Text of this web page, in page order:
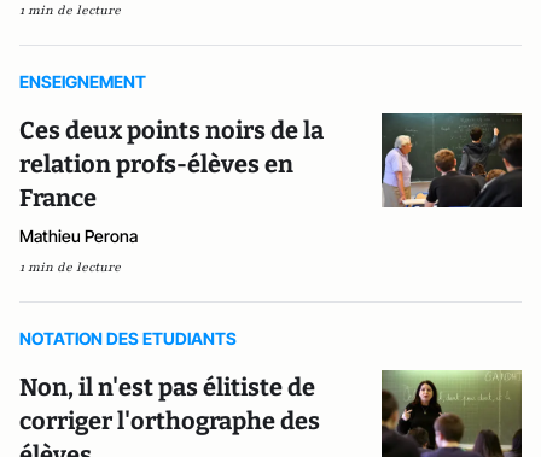
1 min de lecture
ENSEIGNEMENT
Ces deux points noirs de la
relation profs-élèves en
France
Mathieu Perona
1 min de lecture
NOTATION DES ETUDIANTS
Non, il n'est pas élitiste de
corriger l'orthographe des